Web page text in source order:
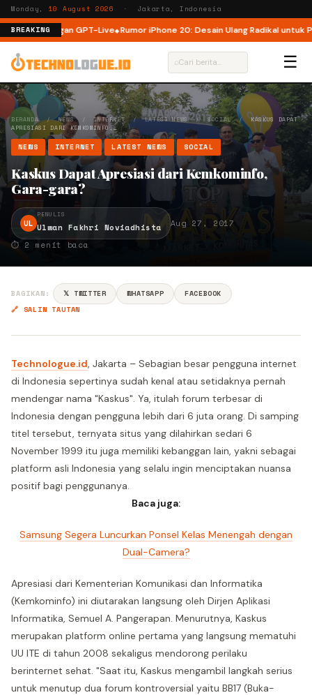
Monday, 10 August 2026 · Jakarta, Indonesia
BREAKINGdengan GPT-Live Rumor iPhone 20: Desain Ulang Radikal untuk
⌕ ☰
BERANDA/NEWS/INTERNET/LATEST NEWS/SOCIAL/KASKUS DAPAT
APRESIASI DARI KEMKOMINFO,…
NEWS INTERNET LATEST NEWS SOCIAL
Kaskus Dapat Apresiasi dari Kemkominfo,
Gara-gara?
UL
PENULIS
Ulwan Fakhri Noviadhista
Aug 27, 2017
⏱ 2 menit baca
BAGIKAN: 𝕏 TWITTER WHATSAPP
FACEBOOK
🔗 SALIN TAUTAN
Technologue.id, Jakarta – Sebagian besar pengguna internet
di Indonesia sepertinya sudah kenal atau setidaknya pernah
mendengar nama "Kaskus". Ya, itulah forum terbesar di
Indonesia dengan pengguna lebih dari 6 juta orang. Di samping
titel tersebut, ternyata situs yang dilahirkan sedari 6
November 1999 itu juga memiliki kebanggan lain, yakni sebagai
platform asli Indonesia yang selalu ingin menciptakan nuansa
positif bagi penggunanya.
Baca juga:
Samsung Segera Luncurkan Ponsel Kelas Menengah dengan
Dual-Camera?
Apresiasi dari Kementerian Komunikasi dan Informatika
(Kemkominfo) ini diutarakan langsung oleh Dirjen Aplikasi
Informatika, Semuel A. Pangerapan. Menurutnya, Kaskus
merupakan platform online pertama yang langsung mematuhi
UU ITE di tahun 2008 sekaligus mendorong perilaku
berinternet sehat. "Saat itu, Kaskus mengambil langkah serius
untuk menutup dua forum kontroversial yaitu BB17 (Buka-